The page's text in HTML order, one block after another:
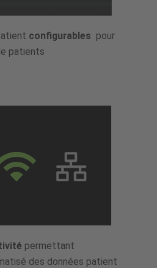
configurables pour
patients
permettant
des données patient